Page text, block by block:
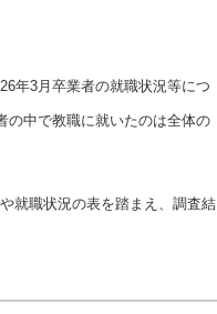
年3月卒業者の就職状況等につ
の中で教職に就いたのは全体の
就職状況の表を踏まえ、調査結